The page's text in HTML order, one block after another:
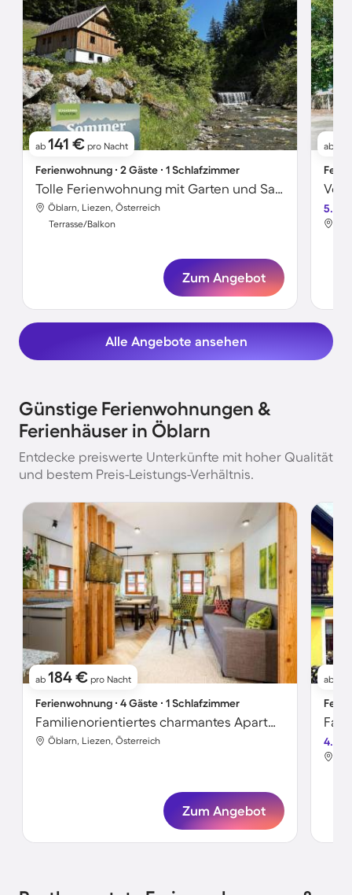
ab 141 € pro Nacht
Ferienwohnung ∙ 2 Gäste ∙ 1 Schlafzimmer
Tolle Ferienwohnung mit Garten und Sauna
Öblarn, Liezen, Österreich
Terrasse/Balkon
Zum Angebot
ab
Voll
5.0
Alle Angebote ansehen
Günstige Ferienwohnungen &
Ferienhäuser in Öblarn
Entdecke preiswerte Unterkünfte mit hoher Qualität
und bestem Preis-Leistungs-Verhältnis.
ab 184 € pro Nacht
Ferienwohnung ∙ 4 Gäste ∙ 1 Schlafzimmer
Familienorientiertes charmantes Apartment mit Sauna und Garten
Öblarn, Liezen, Österreich
Zum Angebot
ab
4.5